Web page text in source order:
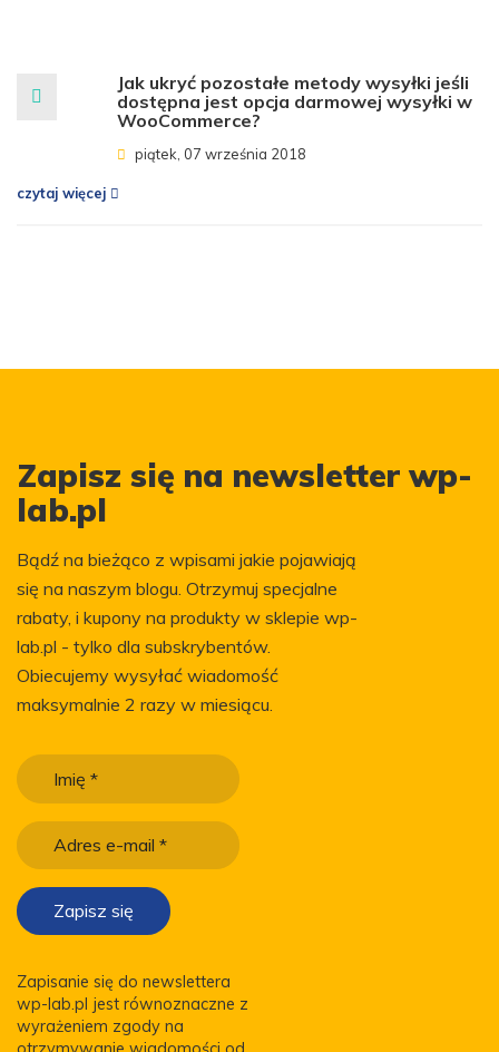
Jak ukryć pozostałe metody wysyłki jeśli
dostępna jest opcja darmowej wysyłki w
WooCommerce?
piątek, 07 września 2018
czytaj więcej
Zapisz się na newsletter wp-
lab.pl
Bądź na bieżąco z wpisami jakie pojawiają
się na naszym blogu. Otrzymuj specjalne
rabaty, i kupony na produkty w sklepie wp-
lab.pl - tylko dla subskrybentów.
Obiecujemy wysyłać wiadomość
maksymalnie 2 razy w miesiącu.
Zapisanie się do newslettera
wp-lab.pl jest równoznaczne z
wyrażeniem zgody na